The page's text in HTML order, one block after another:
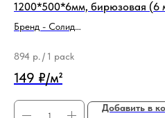
1200*500*6мм, бирюзовая (6
Бренд - Солид
894 р. / 1 pack
149 ₽/м²
Добавить в